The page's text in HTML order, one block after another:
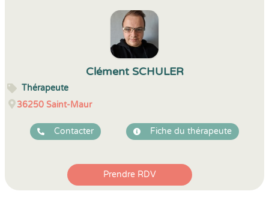
Clément SCHULER
Thérapeute
36250 Saint-Maur
Contacter Fiche du thérapeute
Prendre RDV